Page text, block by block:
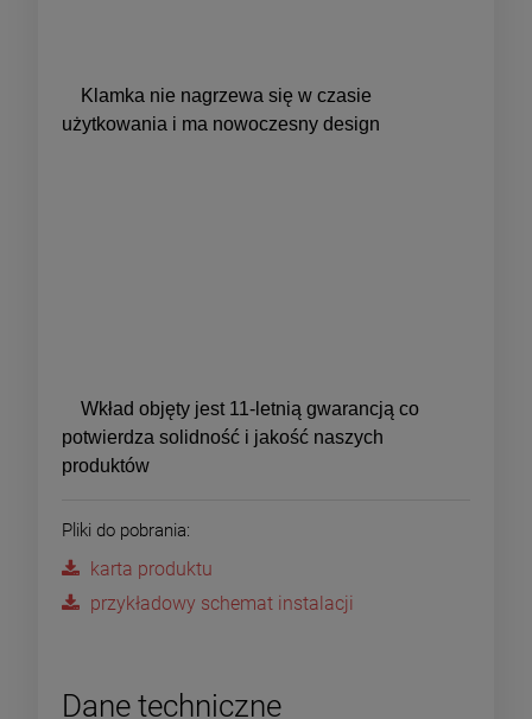
Klamka nie nagrzewa się w czasie
użytkowania i ma nowoczesny design
Wkład objęty jest 11-letnią gwarancją co
potwierdza solidność i jakość naszych
produktów
Pliki do pobrania:
karta produktu
przykładowy schemat instalacji
Dane techniczne